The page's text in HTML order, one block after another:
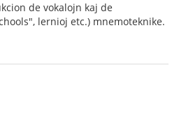
de vokalojn kaj de
lernioj etc.) mnemoteknike.